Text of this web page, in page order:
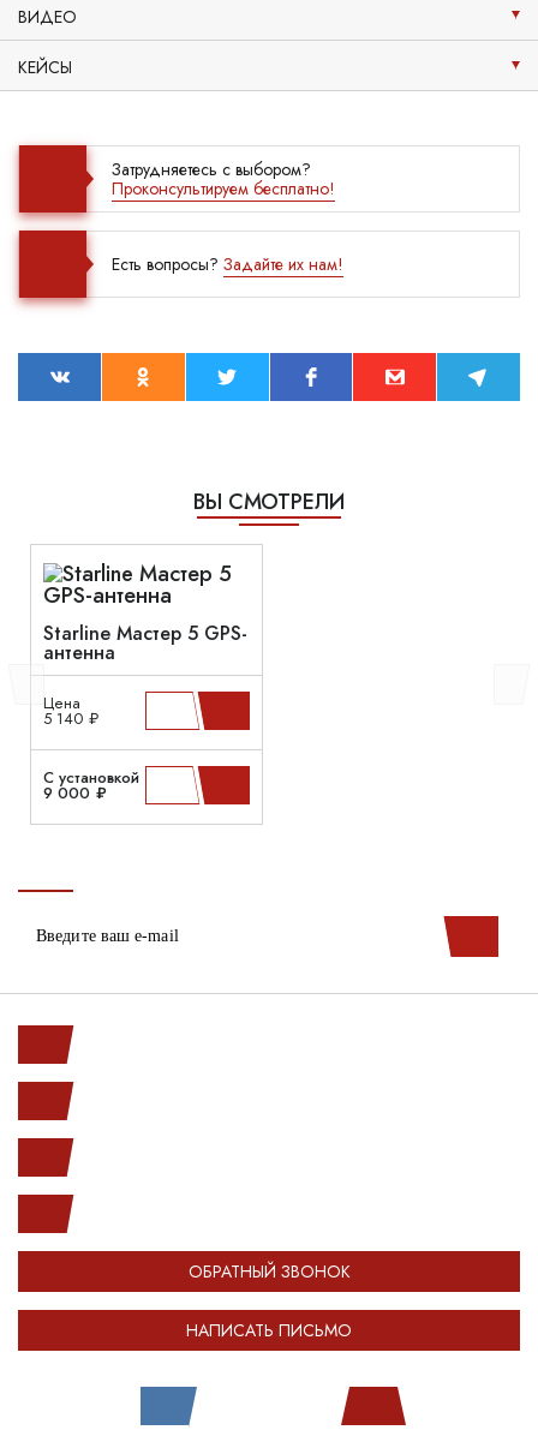
ВИДЕО
КЕЙСЫ
Затрудняетесь с выбором?
Проконсультируем бесплатно!
Есть вопросы? Задайте их нам!
ВЫ СМОТРЕЛИ
Starline Мастер 5 GPS-
антенна
Цена
5 140 ₽
С установкой
9 000 ₽
ОБРАТНЫЙ ЗВОНОК
НАПИСАТЬ ПИСЬМО